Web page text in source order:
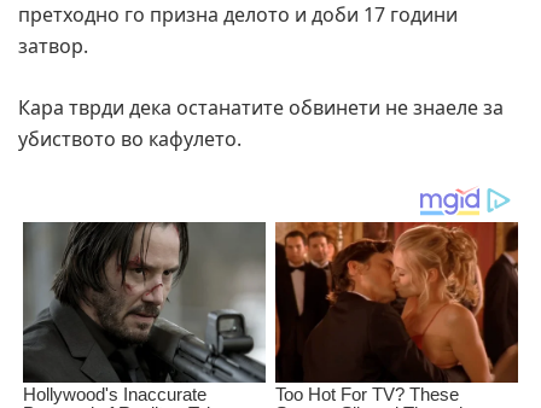
претходно го призна делото и доби 17 години
затвор.
Кара тврди дека останатите обвинети не знаеле за
убиството во кафулето.